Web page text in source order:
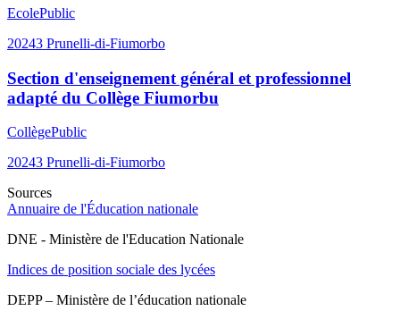
EcolePublic
20243 Prunelli-di-Fiumorbo
Section d'enseignement général et professionnel
adapté du Collège Fiumorbu
CollègePublic
20243 Prunelli-di-Fiumorbo
Sources
Annuaire de l'Éducation nationale
DNE - Ministère de l'Education Nationale
Indices de position sociale des lycées
DEPP – Ministère de l’éducation nationale